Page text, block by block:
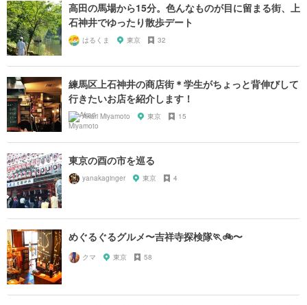
高田の馬場から15分。色んなものが目に留まる街、上
石神井でゆったり散歩デート
はるくま 東京 32
練馬区上石神井の商店街＊学生がちょっと背伸びして
行きたいお店を紹介します！
Akari Miyamoto 東京 15
東京の酉の市を巡る
yanakaginger 東京 4
めぐるぐるグルメ〜吉祥寺探検隊🏃🚲〜
クマ 東京 58